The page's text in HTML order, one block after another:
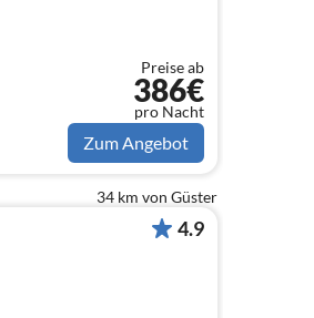
Preise ab
386€
pro Nacht
Zum Angebot
34 km von Güster
4.9